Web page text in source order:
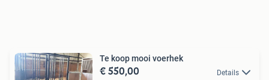
Te koop mooi voerhek
€ 550,00 Details